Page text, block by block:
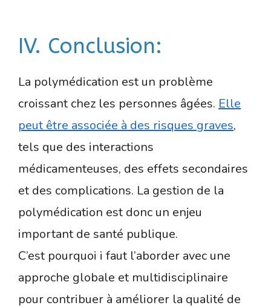
IV. Conclusion:
La polymédication est un problème
croissant chez les personnes âgées. Elle
peut être associée à des risques graves,
tels que des interactions
médicamenteuses, des effets secondaires
et des complications. La gestion de la
polymédication est donc un enjeu
important de santé publique.
C’est pourquoi i faut l’aborder avec une
approche globale et multidisciplinaire
pour contribuer à améliorer la qualité de